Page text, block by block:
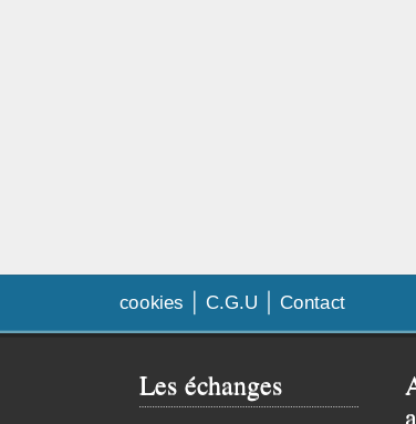
cookies C.G.U Contact
Les échanges